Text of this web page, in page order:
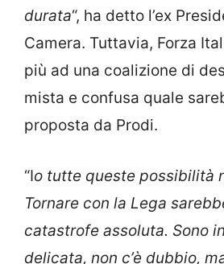
durata“, ha detto l’ex
Camera. Tuttavia, Forza
più ad una coalizione di
mista e confusa quale
proposta da Prodi.
“Io tutte queste possibilità
Tornare con la Lega
catastrofe assoluta. Sono
delicata, non c’è dubbio,